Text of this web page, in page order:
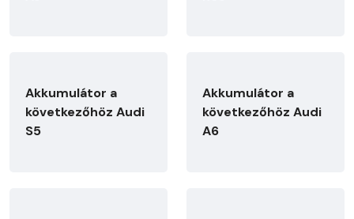
Akkumulátor a
következőhöz Audi
S5
Akkumulátor a
következőhöz Audi
A6